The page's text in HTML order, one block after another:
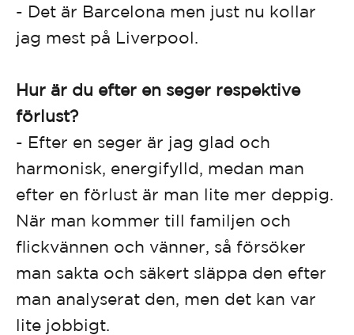
- Det är Barcelona men just nu kollar
jag mest på Liverpool.
Hur är du efter en seger respektive
förlust?
- Efter en seger är jag glad och
harmonisk, energifylld, medan man
efter en förlust är man lite mer deppig.
När man kommer till familjen och
flickvännen och vänner, så försöker
man sakta och säkert släppa den efter
man analyserat den, men det kan var
lite jobbigt.